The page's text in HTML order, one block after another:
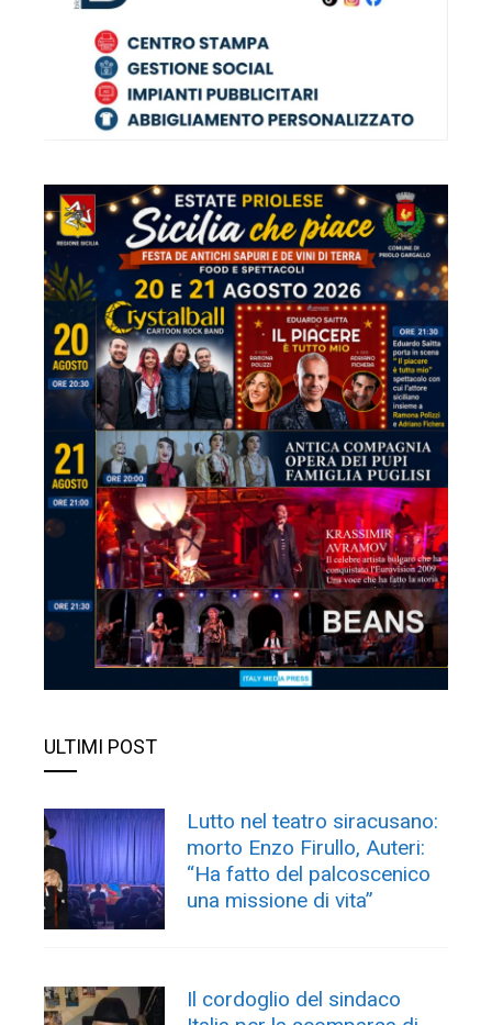
ULTIMI POST
Lutto nel teatro siracusano:
morto Enzo Firullo, Auteri:
“Ha fatto del palcoscenico
una missione di vita”
Il cordoglio del sindaco